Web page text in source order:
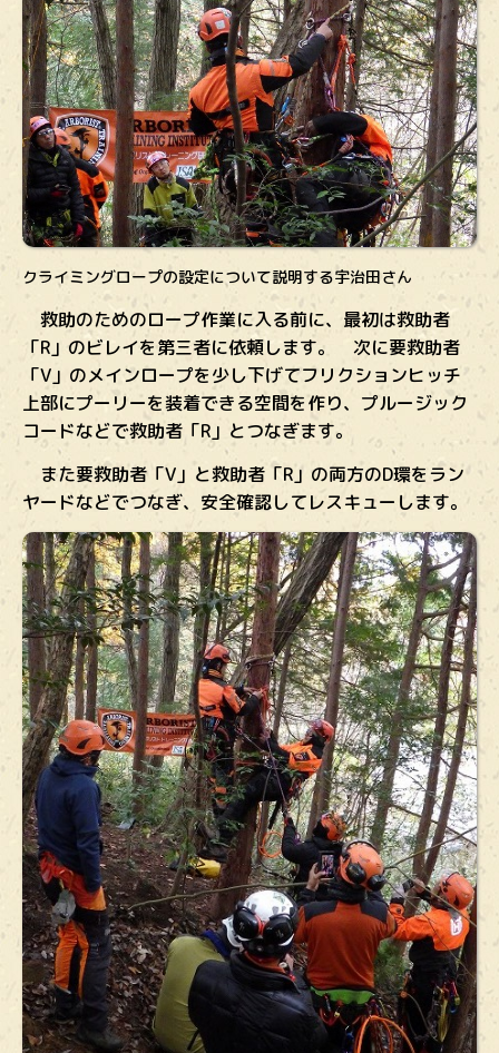
クライミングロープの設定について説明する宇治田さん
救助のためのロープ作業に入る前に、最初は救助者
「R」のビレイを第三者に依頼します。 次に要救助者
「V」のメインロープを少し下げてフリクションヒッチ
上部にプーリーを装着できる空間を作り、プルージック
コードなどで救助者「R」とつなぎます。
また要救助者「V」と救助者「R」の両方のD環をラン
ヤードなどでつなぎ、安全確認してレスキューします。